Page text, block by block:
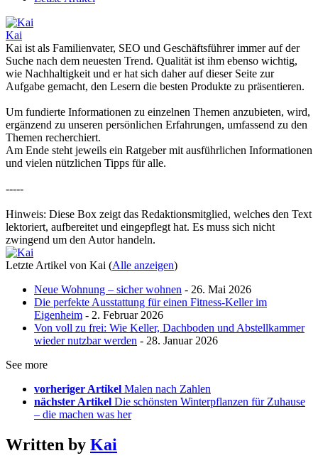
Kai
Kai ist als Familienvater, SEO und Geschäftsführer immer auf der
Suche nach dem neuesten Trend. Qualität ist ihm ebenso wichtig,
wie Nachhaltigkeit und er hat sich daher auf dieser Seite zur
Aufgabe gemacht, den Lesern die besten Produkte zu präsentieren.
Um fundierte Informationen zu einzelnen Themen anzubieten, wird,
ergänzend zu unseren persönlichen Erfahrungen, umfassend zu den
Themen recherchiert.
Am Ende steht jeweils ein Ratgeber mit ausführlichen Informationen
und vielen nützlichen Tipps für alle.
-----
Hinweis: Diese Box zeigt das Redaktionsmitglied, welches den Text
lektoriert, aufbereitet und eingepflegt hat. Es muss sich nicht
zwingend um den Autor handeln.
Letzte Artikel von Kai (Alle anzeigen)
Neue Wohnung – sicher wohnen - 26. Mai 2026
Die perfekte Ausstattung für einen Fitness-Keller im
Eigenheim - 2. Februar 2026
Von voll zu frei: Wie Keller, Dachboden und Abstellkammer
wieder nutzbar werden - 28. Januar 2026
See more
vorheriger Artikel Malen nach Zahlen
nächster Artikel Die schönsten Winterpflanzen für Zuhause
– die machen was her
Written by Kai